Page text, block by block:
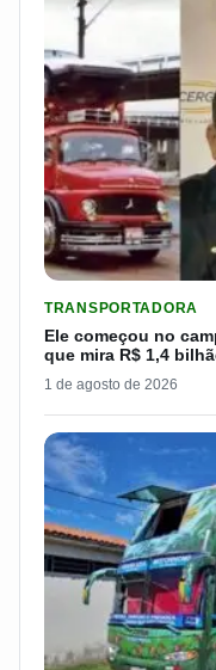
TRANSPORTADORA
Ele começou no
que mira R$ 1,4
1 de agosto de 2026